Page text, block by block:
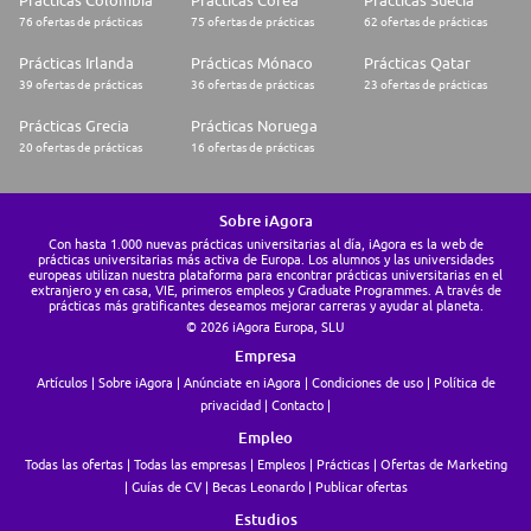
request a reasonable accommodation if you are unable or limited in your
ability to use or access Jabil.com/Careers site as a result of your
disability. You can request a reasonable accommodation by sending an e-
mail to Always_Accessible@Jabil.com with the nature of your request
and contact information. Please do not direct any other general
inquiries concerning a request for reasonable accommodation will be
responded to.
76 ofertas de prácticas 75 ofertas de prácticas 62 ofertas de prácticas
Prácticas Irlanda
39 ofertas de prácticas
Prácticas Mónaco
36 ofertas de prácticas
Prácticas Qatar
23 ofertas de prácticas
Prácticas Grecia
20 ofertas de prácticas
Prácticas Noruega
16 ofertas de prácticas
Sobre iAgora
Con hasta 1.000 nuevas prácticas universitarias al día, iAgora es la web de
prácticas universitarias más activa de Europa. Los alumnos y las universidades
europeas utilizan nuestra plataforma para encontrar prácticas universitarias en el
extranjero y en casa, VIE, primeros empleos y Graduate Programmes. A través de
prácticas más gratificantes deseamos mejorar carreras y ayudar al planeta.
© 2026 iAgora Europa, SLU
Empresa
Artículos Sobre iAgora Anúnciate en iAgora Condiciones de uso
Política de
privacidad
Contacto
Empleo
Todas las ofertas Todas las empresas Empleos Prácticas
Ofertas de Marketing
Guías de CV
Becas Leonardo Publicar ofertas
Estudios